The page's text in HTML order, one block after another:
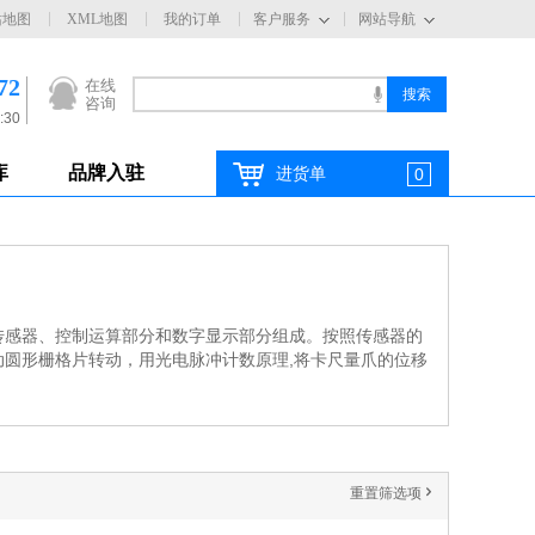
网站导航
客户服务
图 XML地图 我的订单
在线
咨询
品牌入驻 进货单 0
器、控制运算部分和数字显示部分组成。按照传感器的
形栅格片转动，用光电脉冲计数原理,将卡尺量爪的位移
重置筛选项 '